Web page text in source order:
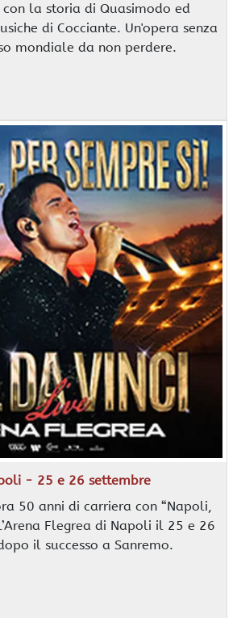
la storia di Quasimodo ed
di Cocciante. Un'opera senza
mondiale da non perdere.
- 25 e 26 settembre
50 anni di carriera con “Napoli,
Flegrea di Napoli il 25 e 26
il successo a Sanremo.